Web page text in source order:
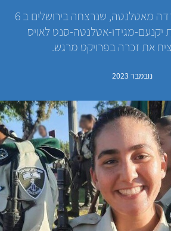
רוז הייתה חיילת בודדה מאטלנטה, שנרצחה בירושלים ב 6
יקנעם-מגידו-אטלנטה-סנט לאויס
את זכרה בפרויקט מרגש.
נובמבר 2023